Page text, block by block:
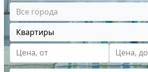
Все города
Квартиры
Цена, от
Цена, до